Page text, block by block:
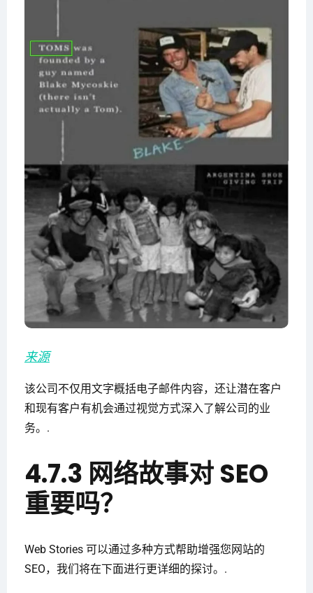
来源
该公司不仅用文字概括电子邮件内容，还让潜在客户
和现有客户有机会通过视觉方式深入了解公司的业
务。.
4.7.3 网络故事对 SEO
重要吗？
Web Stories 可以通过多种方式帮助增强您网站的
SEO，我们将在下面进行更详细的探讨。.